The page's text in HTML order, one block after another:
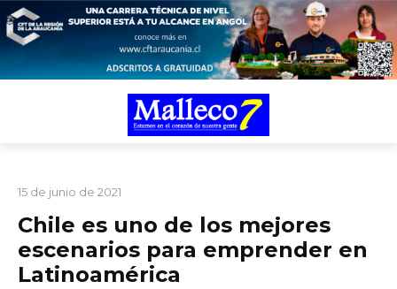
TARIFARIO ELECCIONES 2025
15 de junio de 2021
Chile es uno de los mejores
escenarios para emprender en
Latinoamérica